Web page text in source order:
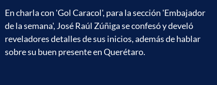
En charla con 'Gol Caracol', para la sección 'Embajador
de la semana', José Raúl Zúñiga se confesó y develó
reveladores detalles de sus inicios, además de hablar
sobre su buen presente en Querétaro.